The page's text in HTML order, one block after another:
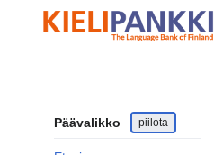
sisältöön
Päävalikko piilota